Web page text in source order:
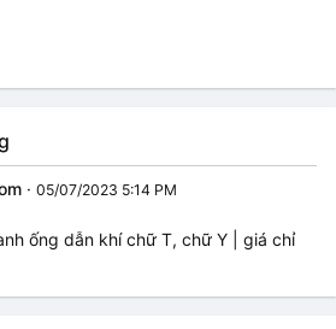
· 05/07/2023 5:14 PM
ống dẫn khí chữ T, chữ Y | giá chỉ